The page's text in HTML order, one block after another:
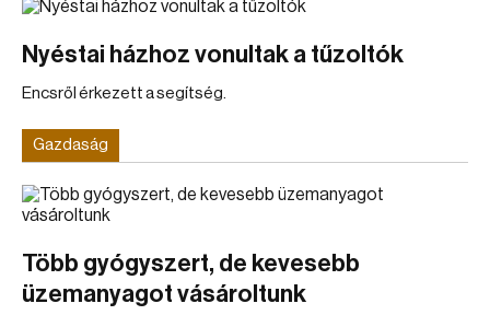
Nyéstai házhoz vonultak a tűzoltók
Encsről érkezett a segítség.
Gazdaság
Több gyógyszert, de kevesebb
üzemanyagot vásároltunk